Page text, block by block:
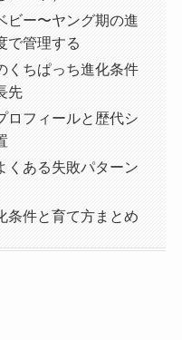
ビー〜ヤング期の進
で管理する
くちぱっち進化条件
先
ロフィールと歴代シ
くある失敗パターン
条件と育て方まとめ